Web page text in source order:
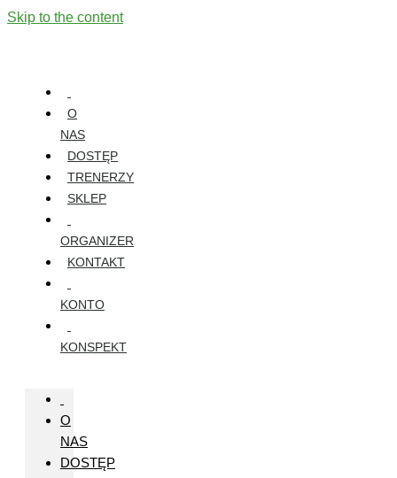
Skip to the content
O
NAS
DOSTĘP
TRENERZY
SKLEP
ORGANIZER
KONTAKT
KONTO
KONSPEKT
O
NAS
DOSTĘP